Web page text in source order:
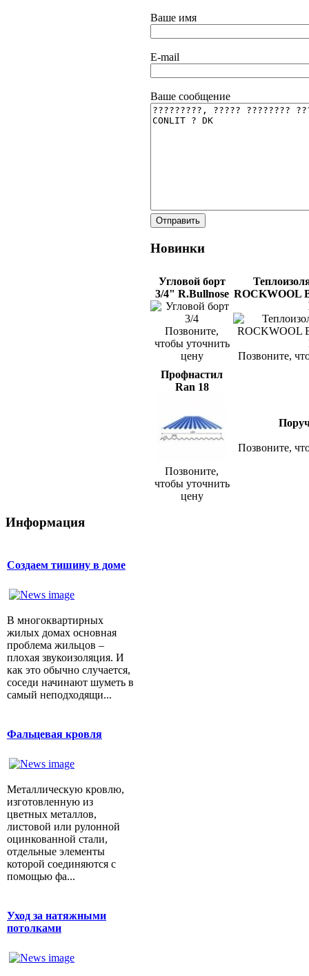
Ваше имя
E-mail
Ваше сообщение
Новинки
Угловой борт
3/4" R.Bullnose
Позвоните,
чтобы уточнить
цену
Позвоните,
Профнастил
Ran 18
Позвоните,
чтобы уточнить
цену
Позвоните,
Информация
Создаем тишину в доме
В многоквартирных
жилых домах основная
проблема жильцов –
плохая звукоизоляция. И
как это обычно случается,
соседи начинают шуметь в
самый неподходящи...
Фальцевая кровля
Металлическую кровлю,
изготовленную из
цветных металлов,
листовой или рулонной
оцинкованной стали,
отдельные элементы
которой соединяются с
помощью фа...
Уход за натяжными
потолками